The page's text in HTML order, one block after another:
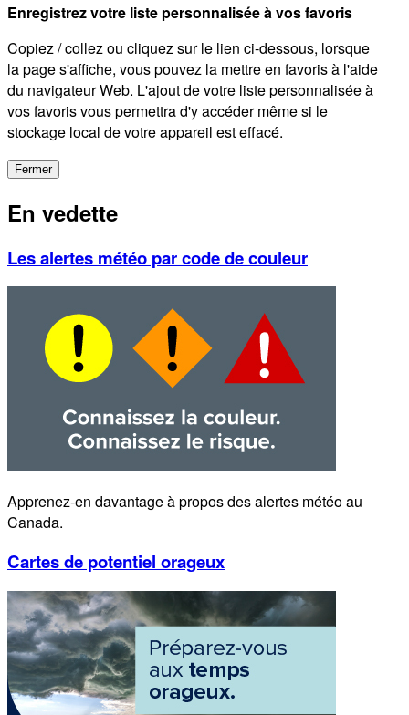
Enregistrez votre liste personnalisée à vos favoris
Copiez / collez ou cliquez sur le lien ci-dessous, lorsque
la page s'affiche, vous pouvez la mettre en favoris à l'aide
du navigateur Web. L'ajout de votre liste personnalisée à
vos favoris vous permettra d'y accéder même si le
stockage local de votre appareil est effacé.
Fermer
En vedette
Les alertes météo par code de couleur
Apprenez-en davantage à propos des alertes météo au
Canada.
Cartes de potentiel orageux